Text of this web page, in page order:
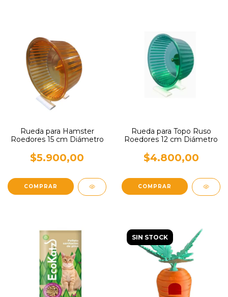
Rueda para Hamster
Roedores 15 cm Diámetro
$5.900,00
Rueda para Topo Ruso
Roedores 12 cm Diámetro
$4.800,00
SIN STOCK